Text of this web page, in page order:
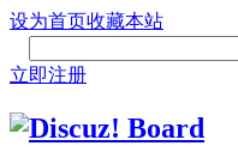
设为首页收藏本站
立即注册